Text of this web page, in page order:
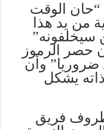
“حان الوقت
من يد هذا
سيخلفونه”
حصر الرموز
ضروريا” وأن
يشكل
فريق